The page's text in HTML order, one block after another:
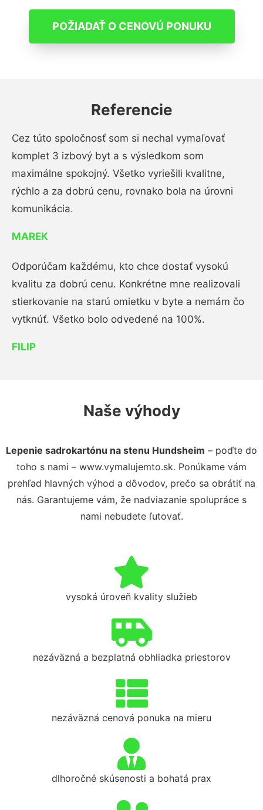
POŽIADAŤ O CENOVÚ PONUKU
Referencie
Cez túto spoločnosť som si nechal vymaľovať
komplet 3 izbový byt a s výsledkom som
maximálne spokojný. Všetko vyriešili kvalitne,
rýchlo a za dobrú cenu, rovnako bola na úrovni
komunikácia.
MAREK
Odporúčam každému, kto chce dostať vysokú
kvalitu za dobrú cenu. Konkrétne mne realizovali
stierkovanie na starú omietku v byte a nemám čo
vytknúť. Všetko bolo odvedené na 100%.
FILIP
Naše výhody
Lepenie sadrokartónu na stenu Hundsheim – poďte do
toho s nami – www.vymalujemto.sk. Ponúkame vám
prehľad hlavných výhod a dôvodov, prečo sa obrátiť na
nás. Garantujeme vám, že nadviazanie spolupráce s
nami nebudete ľutovať.
vysoká úroveň kvality služieb
nezáväzná a bezplatná obhliadka priestorov
nezáväzná cenová ponuka na mieru
dlhoročné skúsenosti a bohatá prax